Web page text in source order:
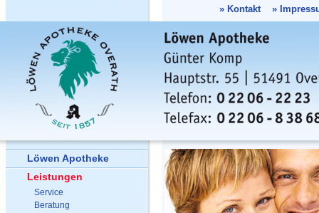
» Kontakt»
Löwen Apotheke
Leistungen
Service
Beratung